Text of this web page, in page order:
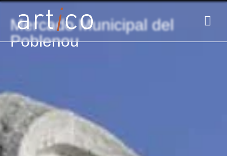
Mercado Municipal del
Poblenou